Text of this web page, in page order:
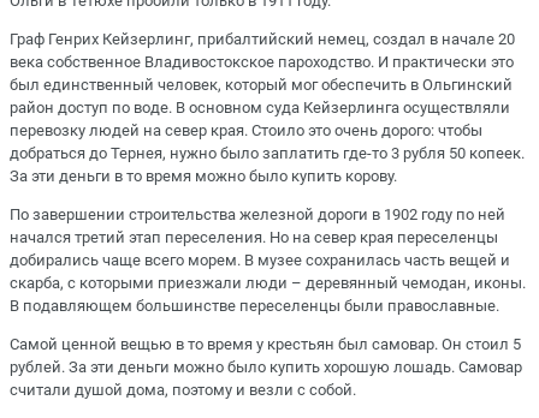
Граф Генрих Кейзерлинг, прибалтийский немец, создал в начале 20
века собственное Владивостокское пароходство. И практически это
был единственный человек, который мог обеспечить в Ольгинский
район доступ по воде. В основном суда Кейзерлинга осуществляли
перевозку людей на север края. Стоило это очень дорого: чтобы
добраться до Тернея, нужно было заплатить где-то 3 рубля 50 копеек.
За эти деньги в то время можно было купить корову.
По завершении строительства железной дороги в 1902 году по ней
начался третий этап переселения. Но на север края переселенцы
добирались чаще всего морем. В музее сохранилась часть вещей и
скарба, с которыми приезжали люди – деревянный чемодан, иконы.
В подавляющем большинстве переселенцы были православные.
Самой ценной вещью в то время у крестьян был самовар. Он стоил 5
рублей. За эти деньги можно было купить хорошую лошадь. Самовар
считали душой дома, поэтому и везли с собой.